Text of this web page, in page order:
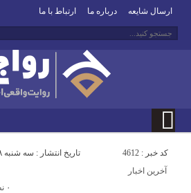
ارسال شایعه درباره ما ارتباط با ما
کد خبر : 4612 تاریخ انتشار : سه شنبه ۸ آبان ۱۴۰۳ - ۸:۵۲
۰ نظر
آخرین اخبار